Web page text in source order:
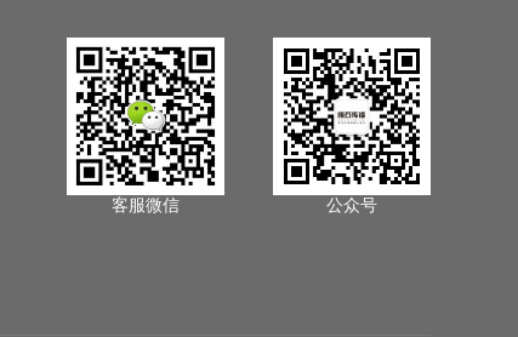
客服微信
公众号